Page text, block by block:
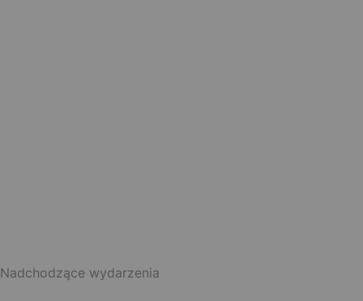
Nadchodzące wydarzenia